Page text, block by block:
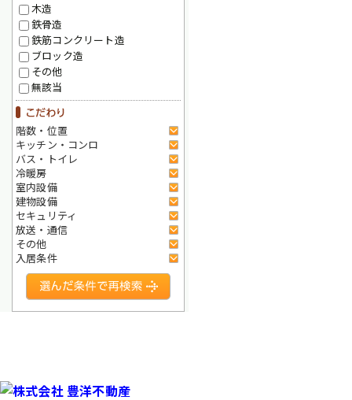
木造
鉄骨造
鉄筋コンクリート造
ブロック造
その他
無該当
階数・位置
キッチン・コンロ
バス・トイレ
冷暖房
室内設備
建物設備
セキュリティ
放送・通信
その他
入居条件